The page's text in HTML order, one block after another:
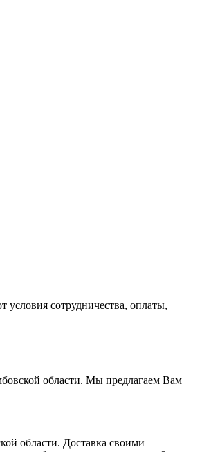
сотрудничества, оплаты,
области. Мы предлагаем Вам
области. Доставка своими